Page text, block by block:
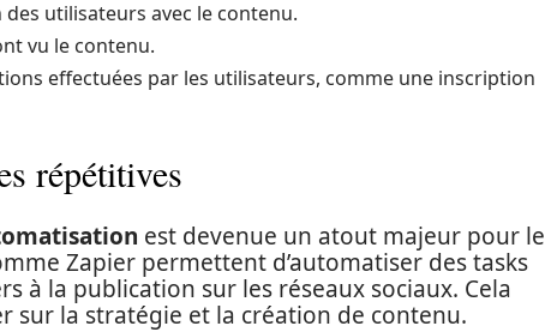
des utilisateurs avec le contenu.
vu le contenu.
effectuées par les utilisateurs, comme une inscription
répétitives
est devenue un atout majeur pour le
Zapier permettent d’automatiser des tasks
à la publication sur les réseaux sociaux. Cela
sur la stratégie et la création de contenu.